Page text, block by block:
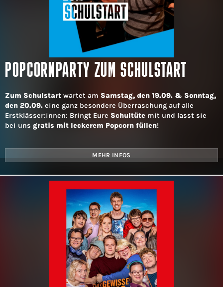
POPCORNPARTY ZUM SCHULSTART
Zum Schulstart wartet am Samstag, den 19.09. & Sonntag,
den 20.09. eine ganz besondere Überraschung auf alle
Erstklässer:innen: Bringt Eure Schultüte mit und lasst sie
bei uns gratis mit leckerem Popcorn füllen!
MEHR INFOS